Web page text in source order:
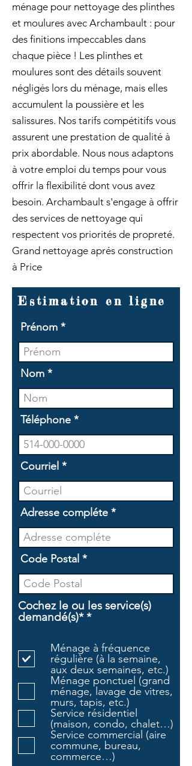
ménage pour nettoyage des plinthes
et moulures avec Archambault : pour
des finitions impeccables dans
chaque pièce ! Les plinthes et
moulures sont des détails souvent
négligés lors du ménage, mais elles
accumulent la poussière et les
salissures. Nos tarifs compétitifs vous
assurent une prestation de qualité à
prix abordable. Nous nous adaptons
à votre emploi du temps pour vous
offrir la flexibilité dont vous avez
besoin. Archambault s'engage à offrir
des services de nettoyage qui
respectent vos priorités de propreté.
Grand nettoyage aprés construction
à Price
Estimation en ligne
Prénom
Nom
Téléphone
Courriel
Adresse compléte
Code Postal
Cochez le ou les service(s)
demandé(s)* *O
g
a
t
o
i
r
e
Ménage à fréquence
régulière (à la semaine,
aux deux semaines, etc.)
Ménage ponctuel (grand
ménage, lavage de vitres,
murs, tapis, etc.)
Service résidentiel
(maison, condo, chalet…)
Service commercial (aire
commune, bureau,
commerce…)